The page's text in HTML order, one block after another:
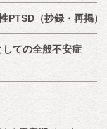
PTSD（抄録・再掲）
ての全般不安症